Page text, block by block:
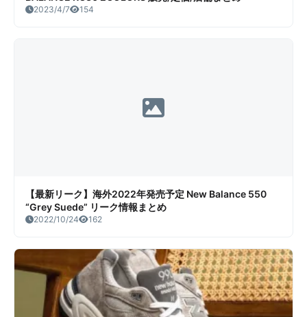
2023/4/7 154
【最新リーク】海外2022年発売予定 New Balance 550
“Grey Suede” リーク情報まとめ
2022/10/24 162